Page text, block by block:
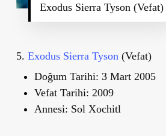
Exodus Sierra Tyson (Vefat)
5. Exodus Sierra Tyson (Vefat)
Doğum Tarihi: 3 Mart 2005
Vefat Tarihi: 2009
Annesi: Sol Xochitl